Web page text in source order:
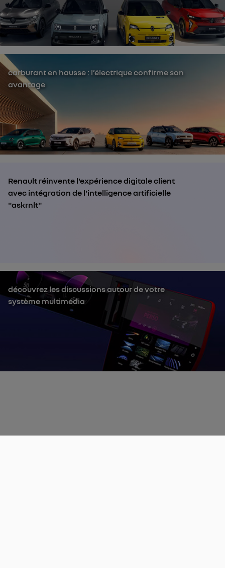
carburant en hausse : l’électrique confirme son
avantage
Renault réinvente l'expérience digitale client
avec intégration de l'intelligence artificielle
"askrnlt"
découvrez les discussions autour de votre
système multimédia